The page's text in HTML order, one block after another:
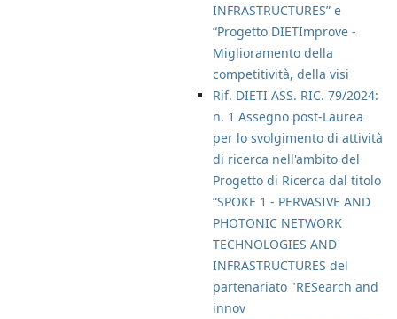
INFRASTRUCTURES” e
“Progetto DIETImprove -
Miglioramento della
competitività, della visi
Rif. DIETI ASS. RIC. 79/2024:
n. 1 Assegno post-Laurea
per lo svolgimento di attività
di ricerca nell'ambito del
Progetto di Ricerca dal titolo
“SPOKE 1 - PERVASIVE AND
PHOTONIC NETWORK
TECHNOLOGIES AND
INFRASTRUCTURES del
partenariato "RESearch and
innov